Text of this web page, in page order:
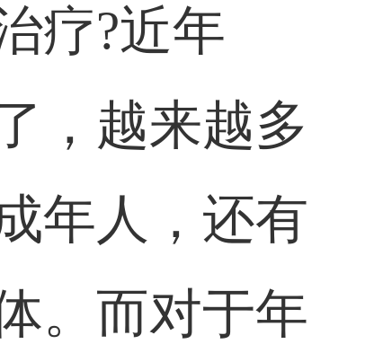
疗?近年
，越来越多
年人，还有
。而对于年